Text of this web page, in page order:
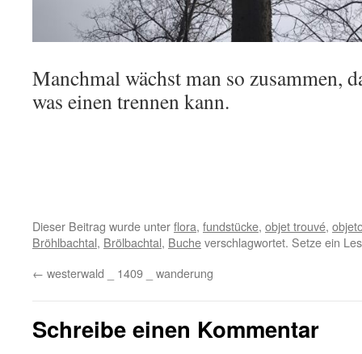
Manchmal wächst man so zusammen,
was einen trennen kann.
Dieser Beitrag wurde unterflora, fundstücke, objet trouvé,
Bröhlbachtal, Brölbachtal, Bucheverschlagwortet. Setze ein
← westerwald _ 1409 _ wanderung
Schreibe einen Kommentar